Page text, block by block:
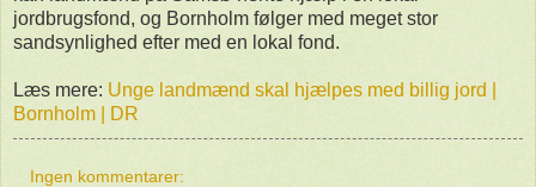
jordbrugsfond, og Bornholm følger med meget stor
sandsynlighed efter med en lokal fond.
Læs mere: Unge landmænd skal hjælpes med billig jord |
Bornholm | DR
Ingen kommentarer: